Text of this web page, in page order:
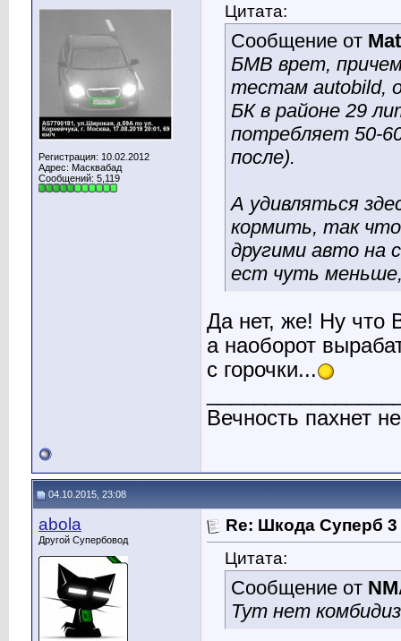
Регистрация: 10.02.2012
Адрес: Масквабад
Сообщений: 5,119
Цитата:
Сообщение от
БМВ врет,
тестам autobild,
БК в районе 29
потребляет 50-
после).
А удивляться
кормить, так
другими авто на
ест чуть
Да нет, же! Ну что
а наоборот
с горочки...
Вечность пахнет
04.10.2015, 23:08
abola
Другой Супербовод
Re: Шкода Суперб 3
Цитата:
Сообщение от
Тут нет